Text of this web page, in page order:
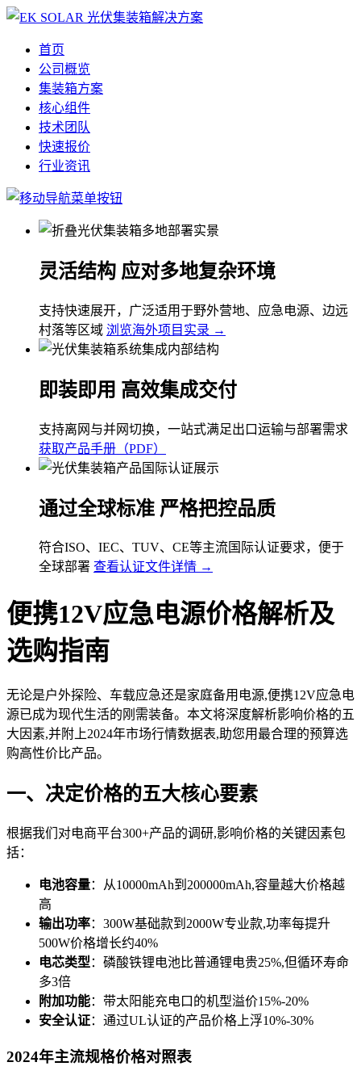
首页
公司概览
集装箱方案
核心组件
技术团队
快速报价
行业资讯
灵活结构 应对多地复杂环境
支持快速展开，广泛适用于野外营地、应急电源、边远
村落等区域 浏览海外项目实录 →
即装即用 高效集成交付
支持离网与并网切换，一站式满足出口运输与部署需求
获取产品手册（PDF）
通过全球标准 严格把控品质
符合ISO、IEC、TUV、CE等主流国际认证要求，便于
全球部署 查看认证文件详情 →
便携12V应急电源价格解析及
选购指南
无论是户外探险、车载应急还是家庭备用电源,便携12V应急电
源已成为现代生活的刚需装备。本文将深度解析影响价格的五
大因素,并附上2024年市场行情数据表,助您用最合理的预算选
购高性价比产品。
一、决定价格的五大核心要素
根据我们对电商平台300+产品的调研,影响价格的关键因素包
括：
电池容量：从10000mAh到200000mAh,容量越大价格越
高
输出功率：300W基础款到2000W专业款,功率每提升
500W价格增长约40%
电芯类型 ：磷酸铁锂电池比普通锂电贵25%,但循环寿命
多3倍
附加功能：带太阳能充电口的机型溢价15%-20%
安全认证：通过UL认证的产品价格上浮10%-30%
2024年主流规格价格对照表